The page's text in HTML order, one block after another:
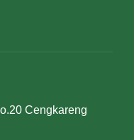
Cengkareng